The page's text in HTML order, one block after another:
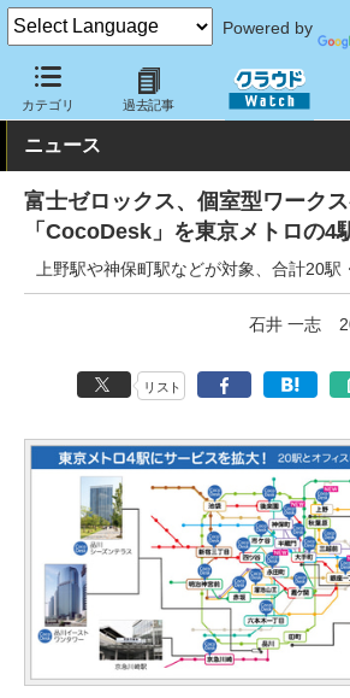
Powered by
カテゴリ 過去記事
クラウド Watch サービス・ソフト サー
ニュース
富士ゼロックス、個室型ワーク
「CocoDesk」を東京メトロの4
上野駅や神保町駅などが対象、合計20駅
石井 一志
リスト